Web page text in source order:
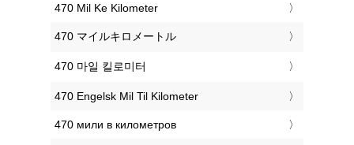
‎470 Mil Ke Kilometer
‎470 マイルキロメートル
‎470 마일 킬로미터
‎470 Engelsk Mil Til Kilometer
‎470 мили в километров